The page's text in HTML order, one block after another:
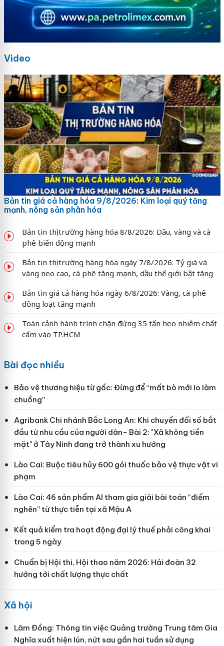
Video
Bản tin giá cả hàng hóa 9/8/2026: Kim loại quý tăng
mạnh, nông sản phân hóa
Bản tin thị trường hàng hóa 8/8/2026: Dầu, vàng và cà
phê biến động mạnh
Bản tin thị trường hàng hóa ngày 7/8/2026: Tỷ giá và
vàng neo cao, cà phê tăng mạnh, dầu thế giới bật tăng
Bản tin giá cả hàng hóa ngày 6/8/2026: Vàng, cà phê
đồng loạt tăng mạnh
Toàn cảnh hành trình chặn đứng 35 tấn heo nhiễm chất
cấm vào TP.HCM
Bài đọc nhiều
Bảo vệ thương hiệu từ gốc: Đừng để “mất bò mới lo làm
chuồng”
Agribank Chi nhánh Bắc Long An: Khi chuyển đổi số bắt
đầu từ nhu cầu của người dân- Bài 2: "Xã không tiền
mặt" ở Tây Ninh đang trở thành xu hướng
Lào Cai: Buộc tiêu hủy 600 gói thuốc bảo vệ thực vật vi
phạm
Lào Cai: 46 sản phẩm AI tham gia giải bài toán “điểm
nghẽn” từ thực tiễn tại xã Mậu A
Kết quả kiểm tra hoạt động đại lý thuế phải công khai
trong 5 ngày
Chuẩn bị Hội thi, Hội thao năm 2026: Hải đoàn 32
hướng tới chất lượng thực chất
Xã hội
Lâm Đồng: Thông tin việc Quảng trường Trung tâm Gia
Nghĩa xuất hiện lún, nứt sau gần hai tuần sử dụng